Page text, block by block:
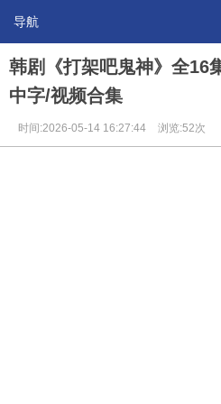
导航
韩剧《打架吧鬼神》全16
中字/视频合集
时间:2026-05-14 16:27:44 浏览:52次